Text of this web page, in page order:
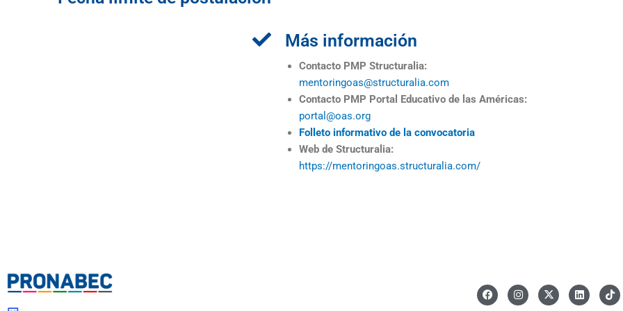
Más información
Contacto PMP Structuralia:
mentoringoas@structuralia.com
Contacto PMP Portal Educativo de las Américas:
portal@oas.org
Folleto informativo de la convocatoria
Web de Structuralia:
https://mentoringoas.structuralia.com/
F
a
I
n
X
-
L
i
I
c